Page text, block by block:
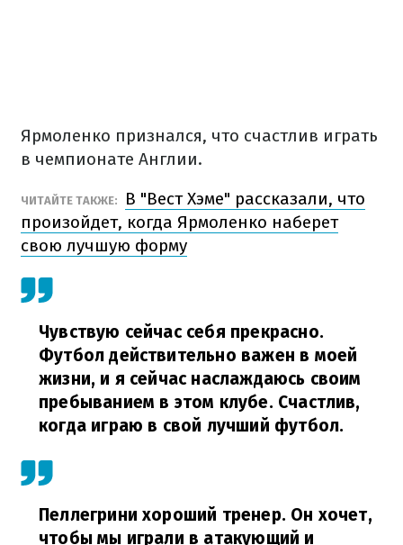
Ярмоленко признался, что счастлив играть
в чемпионате Англии.
ЧИТАЙТЕ ТАКЖЕ:
В "Вест Хэме" рассказали, что
произойдет, когда Ярмоленко наберет
свою лучшую форму
Чувствую сейчас себя прекрасно.
Футбол действительно важен в моей
жизни, и я сейчас наслаждаюсь своим
пребыванием в этом клубе. Счастлив,
когда играю в свой лучший футбол.
Пеллегрини хороший тренер. Он хочет,
чтобы мы играли в атакующий и